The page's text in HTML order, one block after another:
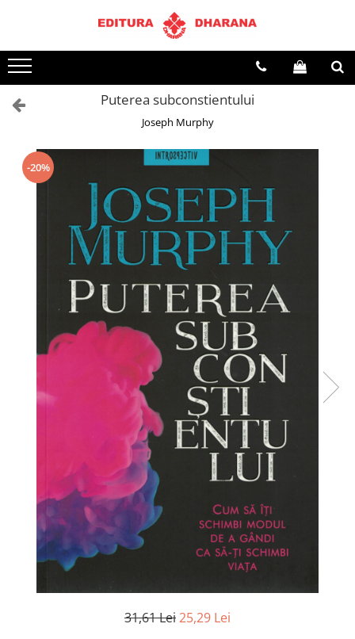
Terapii
Dietoterapie
Puterea subconstientului
Joseph Murphy
-20%
31,61 Lei25,29 Lei